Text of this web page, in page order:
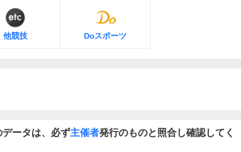
他競技 Doスポーツ
ータは、必ず主催者発行のものと照合し確認してく